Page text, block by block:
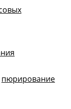
пюрирование